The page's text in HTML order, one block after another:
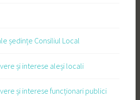
ședințe Consiliul Local
și interese aleși locali
și interese funcționari publici